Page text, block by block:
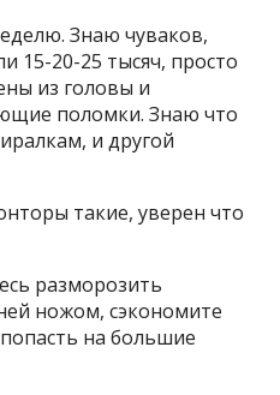
Знаю чуваков,
15-20-25 тысяч, просто
из головы и
поломки. Знаю что
и другой
такие, уверен что
разморозить
ножом, сэкономите
на большие